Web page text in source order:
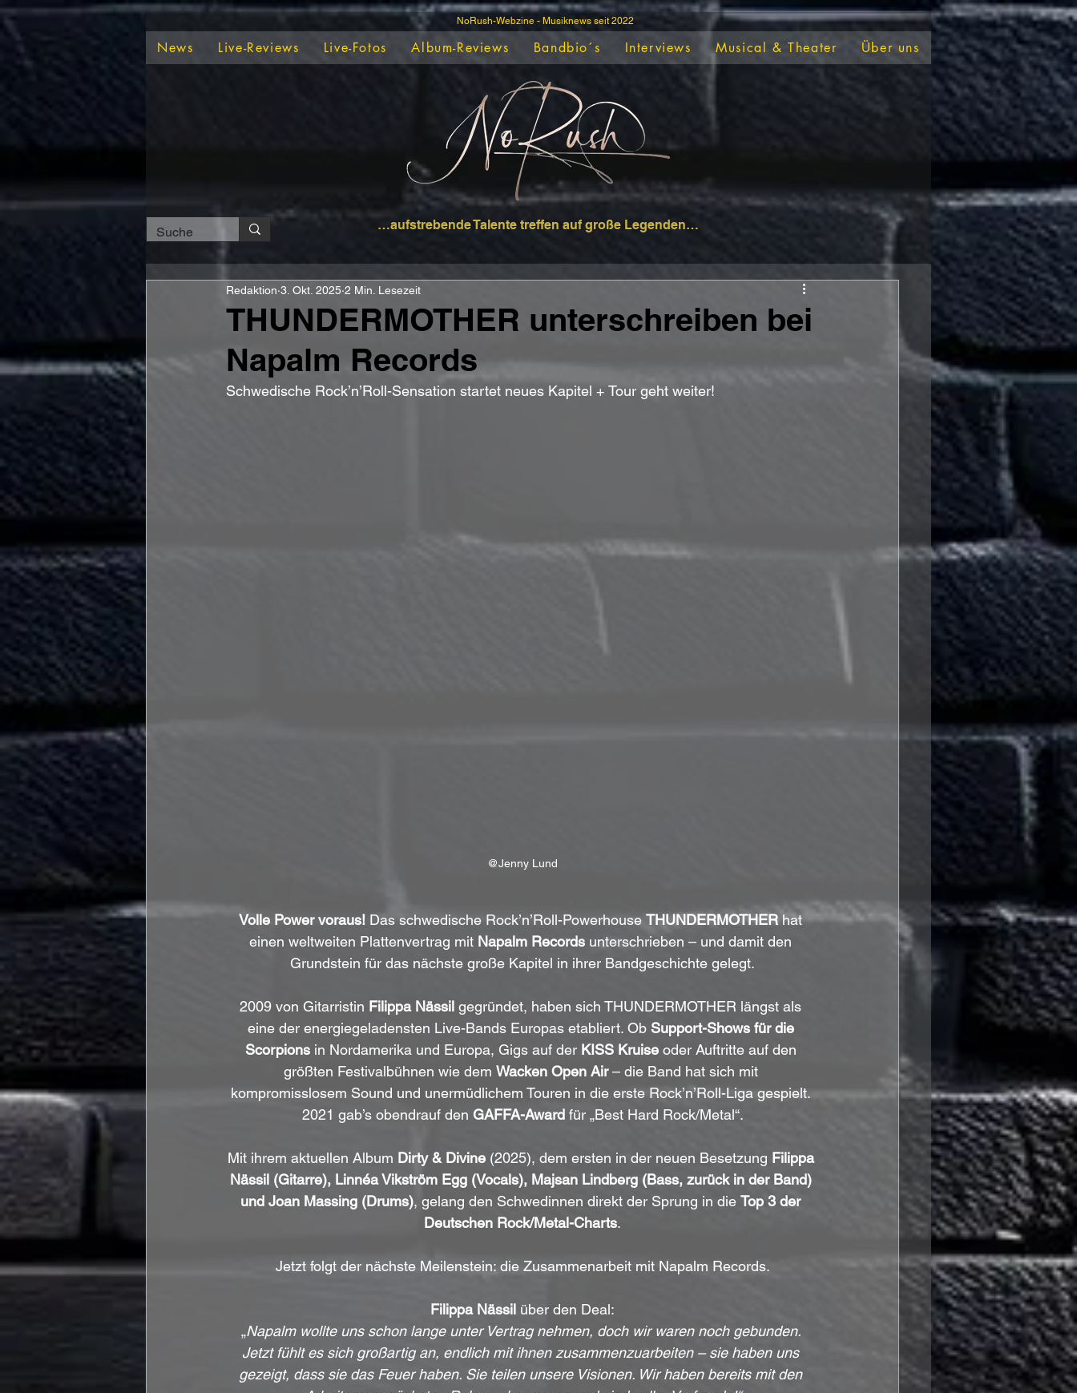
NoRush-Webzine - Musiknews seit 2022
News Live-Reviews Live-Fotos Album-Reviews Bandbio´s Interviews Musical & Theater Über uns
…aufstrebende Talente treffen auf große Legenden…
THUNDERMOTHER unterschreiben bei
Napalm Records
Redaktion 3. Okt. 2025 2 Min. Lesezeit
Schwedische Rock’n’Roll-Sensation startet neues Kapitel + Tour geht weiter!
@Jenny Lund
Volle Power voraus! Das schwedische Rock’n’Roll-Powerhouse THUNDERMOTHER hat
einen weltweiten Plattenvertrag mit Napalm Records unterschrieben – und damit den
Grundstein für das nächste große Kapitel in ihrer Bandgeschichte gelegt.
2009 von Gitarristin Filippa Nässil gegründet, haben sich THUNDERMOTHER längst als
eine der energiegeladensten Live-Bands Europas etabliert. Ob Support-Shows für die
Scorpions in Nordamerika und Europa, Gigs auf der KISS Kruise oder Auftritte auf den
größten Festivalbühnen wie dem Wacken Open Air – die Band hat sich mit
kompromisslosem Sound und unermüdlichem Touren in die erste Rock’n’Roll-Liga gespielt.
2021 gab’s obendrauf den GAFFA-Award für „Best Hard Rock/Metal“.
Mit ihrem aktuellen Album Dirty & Divine (2025), dem ersten in der neuen Besetzung Filippa
Nässil (Gitarre), Linnéa Vikström Egg (Vocals), Majsan Lindberg (Bass, zurück in der Band)
und Joan Massing (Drums), gelang den Schwedinnen direkt der Sprung in die Top 3 der
Deutschen Rock/Metal-Charts.
Jetzt folgt der nächste Meilenstein: die Zusammenarbeit mit Napalm Records.
Filippa Nässil über den Deal:
„Napalm wollte uns schon lange unter Vertrag nehmen, doch wir waren noch gebunden.
Jetzt fühlt es sich großartig an, endlich mit ihnen zusammenzuarbeiten – sie haben uns
gezeigt, dass sie das Feuer haben. Sie teilen unsere Visionen. Wir haben bereits mit den